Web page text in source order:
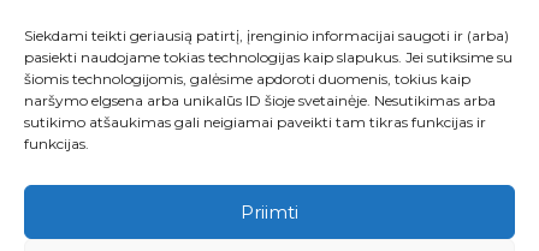
Siekdami teikti geriausią patirtį, įrenginio informacijai saugoti ir (arba)
pasiekti naudojame tokias technologijas kaip slapukus. Jei sutiksime su
šiomis technologijomis, galėsime apdoroti duomenis, tokius kaip
naršymo elgsena arba unikalūs ID šioje svetainėje. Nesutikimas arba
sutikimo atšaukimas gali neigiamai paveikti tam tikras funkcijas ir
funkcijas.
Priimti
Visos prekės
Kontaktai
Apie
Paskyra
Krepšelis